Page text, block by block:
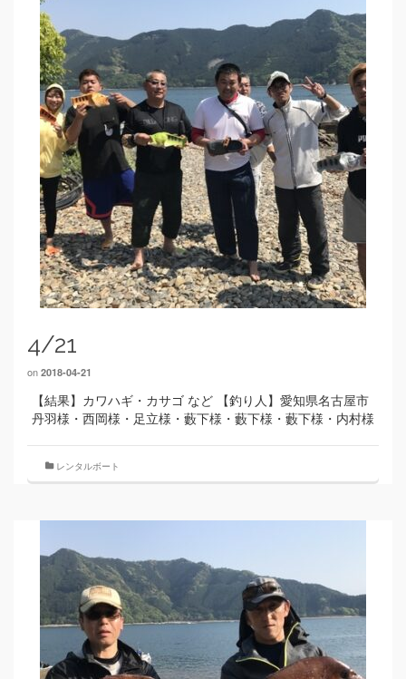
4/21
on 2018-04-21
【結果】カワハギ・カサゴ など 【釣り人】愛知県名古屋市
丹羽様・西岡様・足立様・藪下様・藪下様・藪下様・内村様
レンタルボート